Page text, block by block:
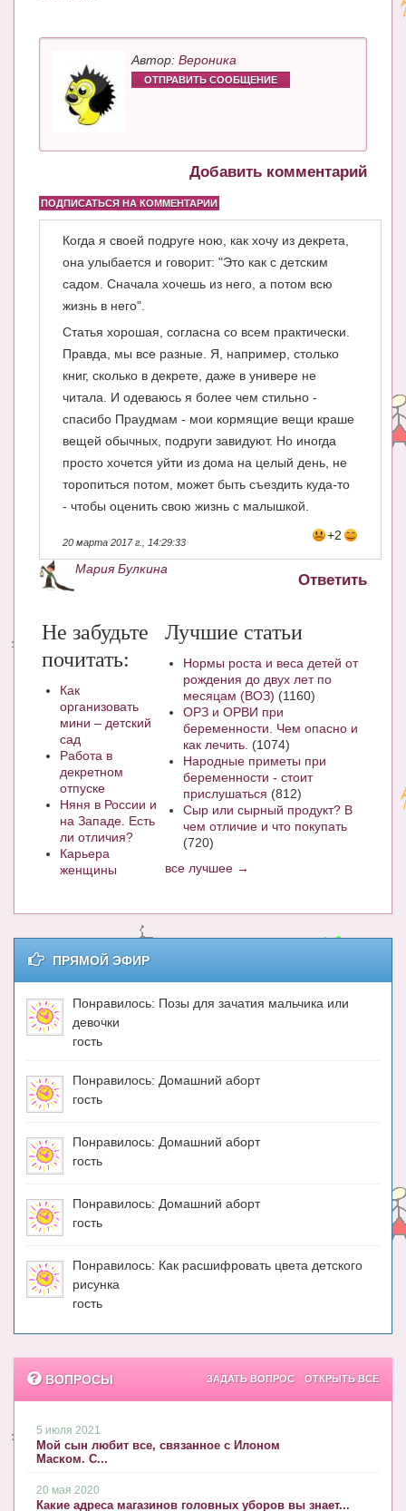
Автор: Вероника
ОТПРАВИТЬ СООБЩЕНИЕ
Добавить комментарий
ПОДПИСАТЬСЯ НА КОММЕНТАРИИ
Когда я своей подруге ною, как хочу из декрета,
она улыбается и говорит: "Это как с детским
садом. Сначала хочешь из него, а потом всю
жизнь в него".
Статья хорошая, согласна со всем практически.
Правда, мы все разные. Я, например, столько
книг, сколько в декрете, даже в универе не
читала. И одеваюсь я более чем стильно -
спасибо Праудмам - мои кормящие вещи краше
вещей обычных, подруги завидуют. Но иногда
просто хочется уйти из дома на целый день, не
торопиться потом, может быть съездить куда-то
- чтобы оценить свою жизнь с малышкой.
+2
20 марта 2017 г., 14:29:33
Ответить
Мария Булкина
Не забудьте
почитать:
Как
организовать
мини – детский
сад
Работа в
декретном
отпуске
Няня в России и
на Западе. Есть
ли отличия?
Карьера
женщины
Лучшие статьи
Нормы роста и веса детей от
рождения до двух лет по
месяцам (ВОЗ) (1160)
ОРЗ и ОРВИ при
беременности. Чем опасно и
как лечить. (1074)
Народные приметы при
беременности - стоит
прислушаться (812)
Сыр или сырный продукт? В
чем отличие и что покупать
(720)
все лучшее →
ПРЯМОЙ ЭФИР
Понравилось: Позы для зачатия мальчика или
девочки
гость
Понравилось: Домашний аборт
гость
Понравилось: Домашний аборт
гость
Понравилось: Домашний аборт
гость
Понравилось: Как расшифровать цвета детского
рисунка
гость
ВОПРОСЫ ОТКРЫТЬ ВСЕ
ЗАДАТЬ ВОПРОС
5 июля 2021
Мой сын любит все, связанное с Илоном
Маском. С...
20 мая 2020
Какие адреса магазинов головных уборов вы знает...